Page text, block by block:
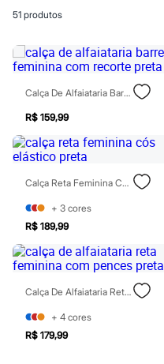
Macacões
Shorts e Bermudas
Vestidos
Acessórios
Bolsas
Bonés e Chapéus
Bijoux
Cintos
Óculos
Relógios
Calçados
Botas
Chinelos
Rasteirinhas
Sandálias
Sapatilhas
Tênis
Marcas
City
Clock House
Mindset
Sawary
Yessica
51 produtos
Calça De Alfaiataria Barrel Feminina Com Recorte Preta
R$ 159,99
Calça Reta Feminina Cós Elástico Preta
+ 3 cores
R$ 189,99
Calça De Alfaiataria Reta Feminina Com Pences Preta
+ 4 cores
R$ 179,99